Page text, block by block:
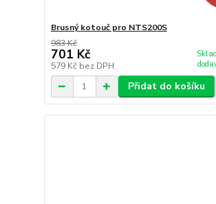
Brusný kotouč pro NTS200S
983 Kč
701 Kč
579 Kč bez DPH
Přidat do košíku